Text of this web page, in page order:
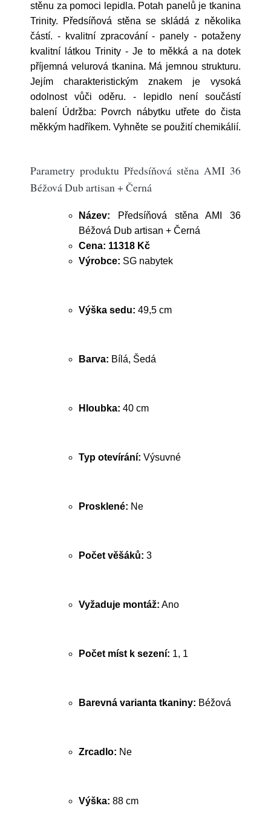
stěnu za pomoci lepidla. Potah panelů je tkanina
Trinity. Předsíňová stěna se skládá z několika
částí. - kvalitní zpracování - panely - potaženy
kvalitní látkou Trinity - Je to měkká a na dotek
příjemná velurová tkanina. Má jemnou strukturu.
Jejím charakteristickým znakem je vysoká
odolnost vůči oděru. - lepidlo není součástí
balení Údržba: Povrch nábytku utřete do čista
měkkým hadříkem. Vyhněte se použití chemikálií.
Parametry produktu Předsíňová stěna AMI 36
Béžová Dub artisan + Černá
Název: Předsíňová stěna AMI 36
Béžová Dub artisan + Černá
Cena: 11318 Kč
Výrobce: SG nabytek
Výška sedu: 49,5 cm
Barva: Bílá, Šedá
Hloubka: 40 cm
Typ otevírání: Výsuvné
Prosklené: Ne
Počet věšáků: 3
Vyžaduje montáž: Ano
Počet míst k sezení: 1, 1
Barevná varianta tkaniny: Béžová
Zrcadlo: Ne
Výška: 88 cm